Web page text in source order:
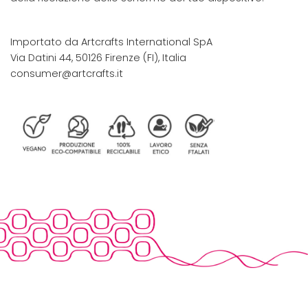
Importato da Artcrafts International SpA
Via Datini 44, 50126 Firenze (FI), Italia
consumer@artcrafts.it